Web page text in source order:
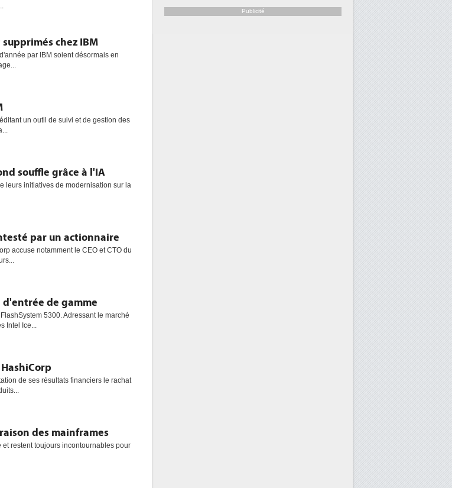
chez IBM
par IBM soient désormais en
un outil de suivi et de gestion des
souffle grâce à l'IA
leurs initiatives de modernisation sur la
par un actionnaire
accuse notamment le CEO et CTO du
d'entrée de gamme
5300. Adressant le marché
Intel Ice...
de ses résultats financiers le rachat
des mainframes
et restent toujours incontournables pour
6
Trimestriels IBM : L'activité logicielle
soutient les...
Publicité